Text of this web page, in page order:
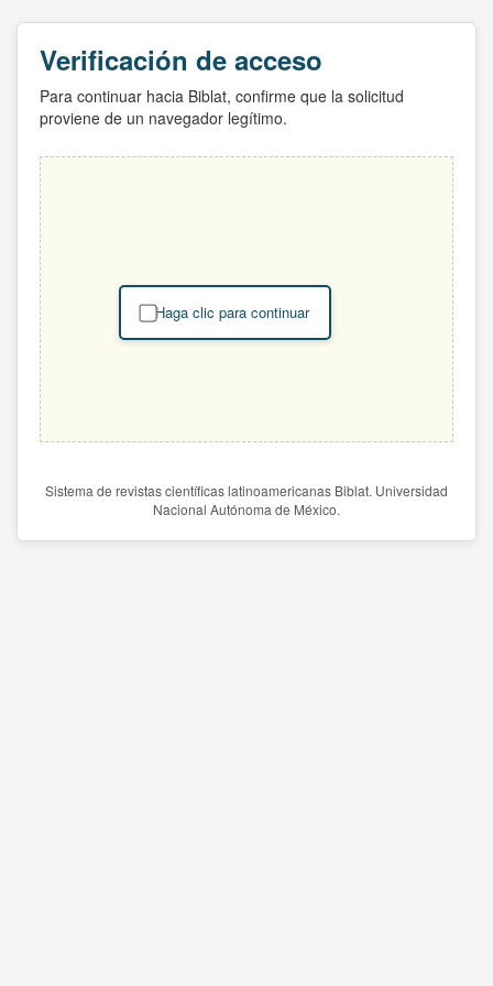
Verificación de acceso
Para continuar hacia Biblat, confirme que la solicitud
proviene de un navegador legítimo.
Haga clic para continuar
Sistema de revistas científicas latinoamericanas Biblat. Universidad
Nacional Autónoma de México.